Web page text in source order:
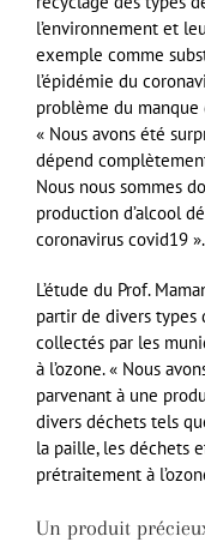
l’environnement et
exemple comme
l’épidémie du
problème du
« Nous avons été
dépend
Nous nous sommes
production d’alcool
coronavirus covid19 ».
L’étude du Prof.
partir de divers types
collectés par les
à l’ozone. « Nous
parvenant à une
divers déchets tels
la paille, les déchets
prétraitement à
Un produit